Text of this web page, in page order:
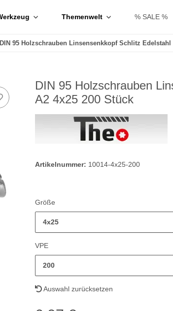
Themenwelt % SALE %
DIN 95 Holzschrauben Linsensenkkopf Schlitz Edelstahl
DIN 95 Holzschrauben
A2 4x25 200 Stück
Artikelnummer: 10014-4x25-200
Größe
4x25
VPE
200
Auswahl zurücksetzen